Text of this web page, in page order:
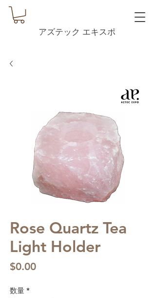
アズテック エキスポ
Rose Quartz Tea
Light Holder
$0.00価
数量 *